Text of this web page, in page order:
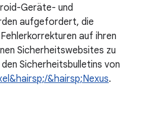
Geräte- und
aufgefordert, die
auf ihren
Sicherheitswebsites zu
Sicherheitsbulletins von
&hairsp;Nexus.